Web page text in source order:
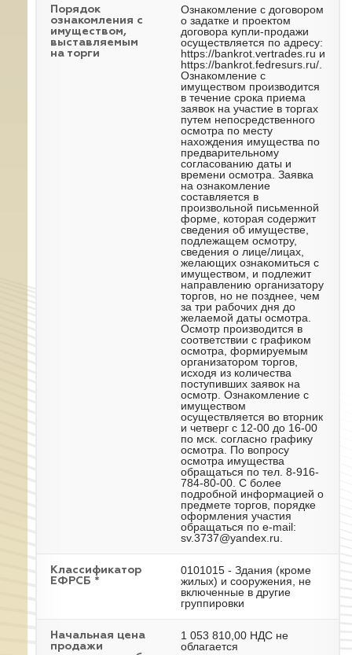
Порядок
ознакомления с
имуществом,
выставляемым
на торги
Ознакомление с договором
о задатке и проектом
договора купли-продажи
осуществляется по адресу:
https://bankrot.vertrades.ru и
https://bankrot.fedresurs.ru/.
Ознакомление с
имуществом производится
в течение срока приема
заявок на участие в торгах
путем непосредственного
осмотра по месту
нахождения имущества по
предварительному
согласованию даты и
времени осмотра. Заявка
на ознакомление
составляется в
произвольной письменной
форме, которая содержит
сведения об имуществе,
подлежащем осмотру,
сведения о лице/лицах,
желающих ознакомиться с
имуществом, и подлежит
направлению организатору
торгов, но не позднее, чем
за три рабочих дня до
желаемой даты осмотра.
Осмотр производится в
соответствии с графиком
осмотра, формируемым
организатором торгов,
исходя из количества
поступивших заявок на
осмотр. Ознакомление с
имуществом
осуществляется во вторник
и четверг с 12-00 до 16-00
по мск. согласно графику
осмотра. По вопросу
осмотра имущества
обращаться по тел. 8-916-
784-80-00. С более
подробной информацией о
предмете торгов, порядке
оформления участия
обращаться по e-mail:
sv.3737@yandex.ru.
Классификатор
ЕФРСБ *
0101015 - Здания (кроме
жилых) и сооружения, не
включенные в другие
группировки
Начальная цена
продажи
1 053 810,00 НДС не
облагается